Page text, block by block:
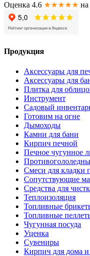
Оценка 4.6 ★★★★★ на
Продукция
Аксессуары для
Аксессуары для
Плитка для
Инструмент
Садовый
Готовим на огне
Дымоходы
Камни для бани
Кирпич печной
Печное чугунное
Смеси для кладки
Сопутствующие
Средства для
Теплоизоляция
Топливные
Топливные
Чугунная посуда
Уценка
Сувениры
Кирпич для дома и